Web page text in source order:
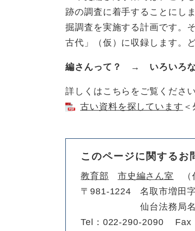
跡の調査に着手することにし
掘調査を実施する計画です。
古代」（仮）に収録します。
編さんって？ → いろいろな
詳しくはこちらをご覧ください
古い資料を探しています
このページに関するお
教育部 市史編さん室
〒981-1224
名取市増田
仙台法務局
Tel：022-290-2090
Fax